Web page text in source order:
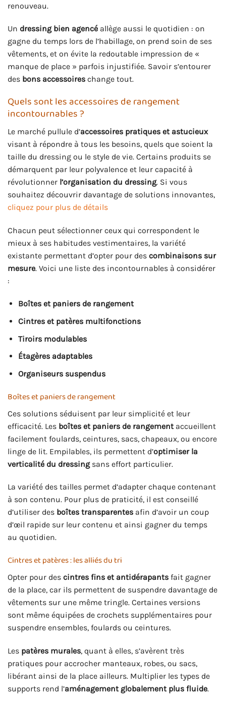
renouveau.
Un dressing bien agencé allège aussi le quotidien : on
gagne du temps lors de l’habillage, on prend soin de ses
vêtements, et on évite la redoutable impression de «
manque de place » parfois injustifiée. Savoir s’entourer
des bons accessoires change tout.
Quels sont les accessoires de rangement
incontournables ?
Le marché pullule d’accessoires pratiques et astucieux
visant à répondre à tous les besoins, quels que soient la
taille du dressing ou le style de vie. Certains produits se
démarquent par leur polyvalence et leur capacité à
révolutionner l’organisation du dressing. Si vous
souhaitez découvrir davantage de solutions innovantes,
cliquez pour plus de détails
Chacun peut sélectionner ceux qui correspondent le
mieux à ses habitudes vestimentaires, la variété
existante permettant d’opter pour des combinaisons sur
mesure. Voici une liste des incontournables à considérer
:
Boîtes et paniers de rangement
Cintres et patères multifonctions
Tiroirs modulables
Étagères adaptables
Organiseurs suspendus
Boîtes et paniers de rangement
Ces solutions séduisent par leur simplicité et leur
efficacité. Les boîtes et paniers de rangement accueillent
facilement foulards, ceintures, sacs, chapeaux, ou encore
linge de lit. Empilables, ils permettent d’optimiser la
verticalité du dressingsans effort particulier.
La variété des tailles permet d’adapter chaque contenant
à son contenu. Pour plus de praticité, il est conseillé
d’utiliser des boîtes transparentes afin d’avoir un coup
d’œil rapide sur leur contenu et ainsi gagner du temps
au quotidien.
Cintres et patères : les alliés du tri
Opter pour des cintres fins et antidérapants fait gagner
de la place, car ils permettent de suspendre davantage de
vêtements sur une même tringle. Certaines versions
sont même équipées de crochets supplémentaires pour
suspendre ensembles, foulards ou ceintures.
Les patères murales, quant à elles, s’avèrent très
pratiques pour accrocher manteaux, robes, ou sacs,
libérant ainsi de la place ailleurs. Multiplier les types de
supports rend l’aménagement globalement plus fluide.